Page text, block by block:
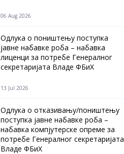
06 Aug 2026
Одлука о поништењу поступка
јавне набавке роба – набавка
лиценци за потребе Генералног
секретаријата Владе ФБиХ
13 Jul 2026
Одлука о отказивању/поништењу
поступка јавне набавке роба –
набавка компјутерске опреме за
потребе Генералног секретаријата
Владе ФБиХ